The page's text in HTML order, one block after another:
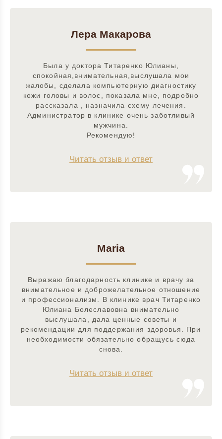
Лера Макарова
Была у доктора Титаренко Юлианы,
спокойная,внимательная,выслушала мои
жалобы, сделала компьютерную диагностику
кожи головы и волос, показала мне, подробно
рассказала , назначила схему лечения.
Администратор в клинике очень заботливый
мужчина.
Рекомендую!
Читать отзыв и ответ
Maria
Выражаю благодарность клинике и врачу за
внимательное и доброжелательное отношение
и профессионализм. В клинике врач Титаренко
Юлиана Болеславовна внимательно
выслушала, дала ценные советы и
рекомендации для поддержания здоровья. При
необходимости обязательно обращусь сюда
снова.
Читать отзыв и ответ